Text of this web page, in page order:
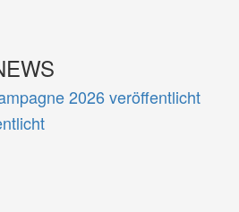
2026 veröffentlicht